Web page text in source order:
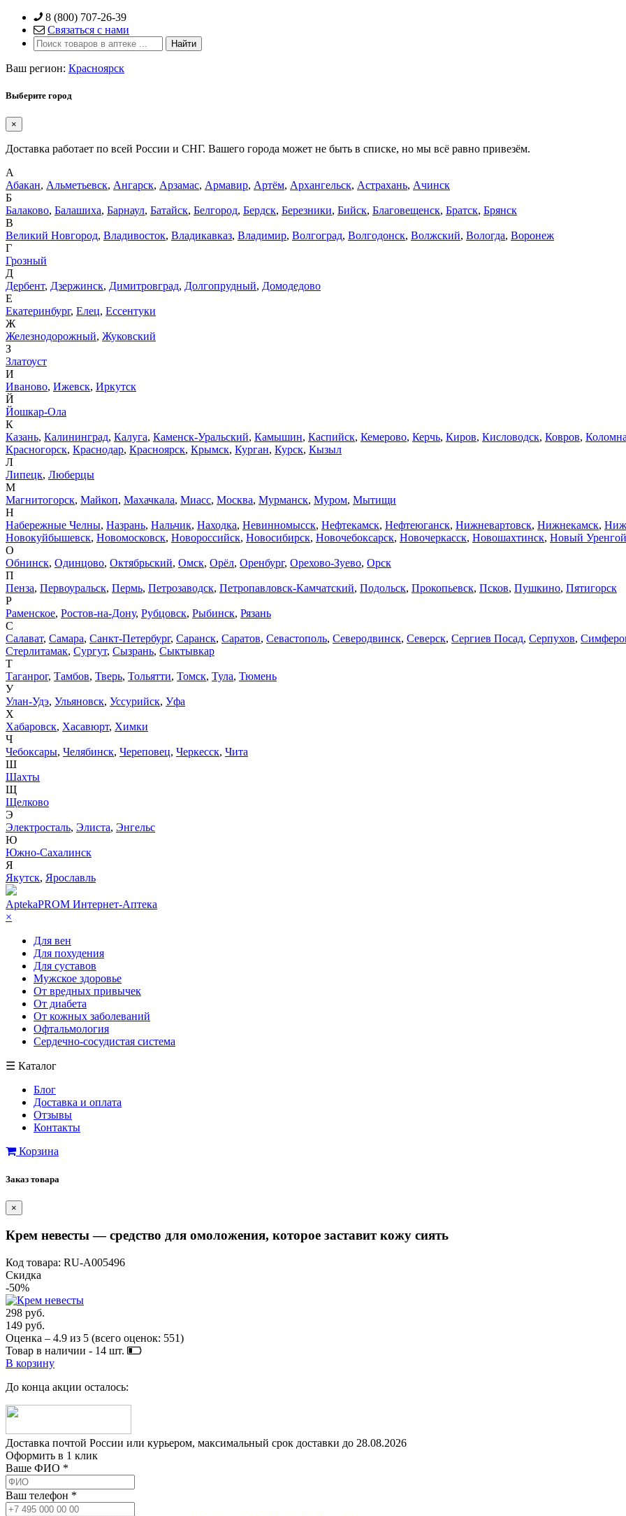
Skip
content
8 (800) 707-26-39
Связаться с нами
Ваш регион: Красноярск
Выберите город
×
Доставка работает по всей России и СНГ. Вашего города может не быть в списке, но мы всё равно привезём.
А
Абакан, Альметьевск, Ангарск, Арзамас, Армавир, Артём, Архангельск, Астрахань, Ачинск
Б
Балаково, Балашиха, Барнаул, Батайск, Белгород, Бердск, Березники, Бийск, Благовещенск, Братск, Брянск
В
Великий Новгород, Владивосток, Владикавказ, Владимир, Волгоград, Волгодонск, Волжский, Вологда, Воронеж
Г
Грозный
Д
Дербент, Дзержинск, Димитровград, Долгопрудный, Домодедово
Е
Екатеринбург, Елец, Ессентуки
Ж
Железнодорожный, Жуковский
З
Златоуст
И
Иваново, Ижевск, Иркутск
Й
Йошкар-Ола
К
Казань, Калининград, Калуга, Каменск-Уральский, Камышин, Каспийск, Кемерово, Керчь, Киров, Кисловодск, Ковров, Коломна
Красногорск, Краснодар, Красноярск, Крымск, Курган, Курск, Кызыл
Л
Липецк, Люберцы
М
Магнитогорск, Майкоп, Махачкала, Миасс, Москва, Мурманск, Муром, Мытищи
Н
Набережные Челны, Назрань, Нальчик, Находка, Невинномысск, Нефтекамск, Нефтеюганск, Нижневартовск, Нижнекамск,
Новокуйбышевск, Новомосковск, Новороссийск, Новосибирск, Новочебоксарск, Новочеркасск, Новошахтинск, Новый Уренгой
О
Обнинск, Одинцово, Октябрьский, Омск, Орёл, Оренбург, Орехово-Зуево, Орск
П
Пенза, Первоуральск, Пермь, Петрозаводск, Петропавловск-Камчатский, Подольск, Прокопьевск, Псков, Пушкино, Пятигорск
Р
Раменское, Ростов-на-Дону, Рубцовск, Рыбинск, Рязань
С
Салават, Самара, Санкт-Петербург, Саранск, Саратов, Севастополь, Северодвинск, Северск, Сергиев Посад, Серпухов,
Стерлитамак, Сургут, Сызрань, Сыктывкар
Т
Таганрог, Тамбов, Тверь, Тольятти, Томск, Тула, Тюмень
У
Улан-Удэ, Ульяновск, Уссурийск, Уфа
Х
Хабаровск, Хасавюрт, Химки
Ч
Чебоксары, Челябинск, Череповец, Черкесск, Чита
Ш
Шахты
Щ
Щелково
Э
Электросталь, Элиста, Энгельс
Ю
Южно-Сахалинск
Я
Якутск, Ярославль
AptekaPROM Интернет-Аптека
×
Для вен
Для похудения
Для суставов
Мужское здоровье
От вредных привычек
От диабета
От кожных заболеваний
Офтальмология
Сердечно-сосудистая система
☰ Каталог
Блог
Доставка и оплата
Отзывы
Контакты
Корзина
Заказ товара
×
Крем невесты — средство для омоложения, которое заставит кожу сиять
Код товара: RU-A005496
Скидка
-50%
298 руб.
149 руб.
Оценка – 4.9 из 5 (всего оценок: 551)
Товар в наличии - 14 шт.
В корзину
До конца акции осталось:
Доставка почтой России или курьером, максимальный срок доставки до 28.08.2026
Оформить в 1 клик
Ваше ФИО *
Ваш телефон *